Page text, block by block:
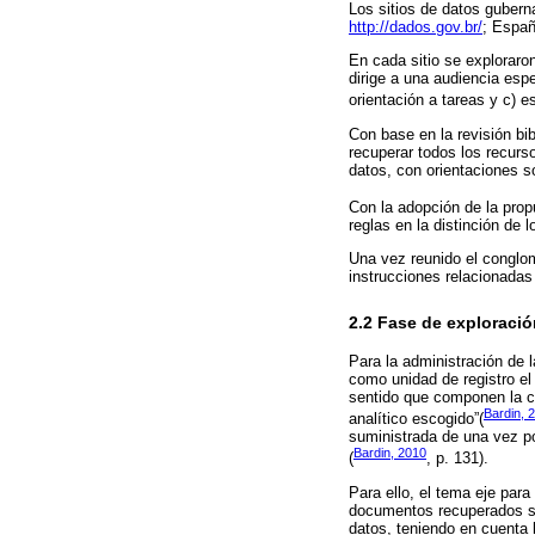
Los sitios de datos
http://dados.gov.br/;
En cada sitio se
dirige a una audiencia
orientación a tareas y c)
Con base en la revisión
recuperar todos los
datos, con orientaciones
Con la adopción de la
reglas en la distinción de
Una vez reunido el
instrucciones
2.2 Fase de
Para la administración de
como unidad de registro
sentido que componen la
analítico escogido”(Bardin,
suministrada de una vez
(Bardin, 2010, p. 131).
Para ello, el tema eje
documentos recuperados
datos, teniendo en